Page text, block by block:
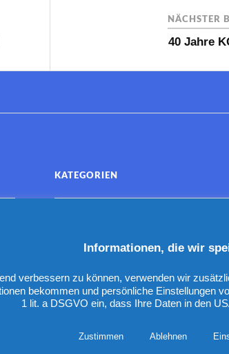
NÄCHSTER
40 Jahre
KATEGORIEN
Informationen, die wir
verbessern zu können, verwenden wir
bekommen und persönliche Einstellungen
1 lit. a DSGVO ein, dass Ihre Daten in den
Zustimmen Ablehnen